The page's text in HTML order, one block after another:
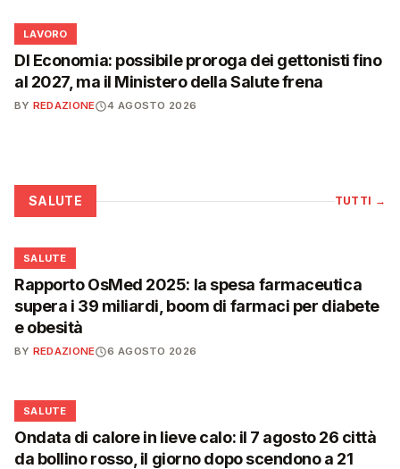
💼
LAVORO
Dl Economia: possibile proroga dei gettonisti fino
al 2027, ma il Ministero della Salute frena
BY REDAZIONE 4 AGOSTO 2026
SALUTE TUTTI →
❤️
SALUTE
Rapporto OsMed 2025: la spesa farmaceutica
supera i 39 miliardi, boom di farmaci per diabete
e obesità
BY REDAZIONE 6 AGOSTO 2026
❤️
SALUTE
Ondata di calore in lieve calo: il 7 agosto 26 città
da bollino rosso, il giorno dopo scendono a 21